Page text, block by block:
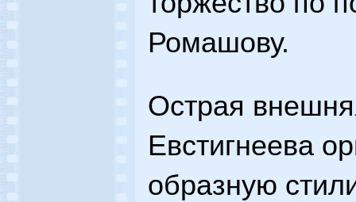
Ромашову.
Острая
Евстигнеева
образную